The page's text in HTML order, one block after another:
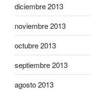
diciembre 2013
noviembre 2013
octubre 2013
septiembre 2013
agosto 2013